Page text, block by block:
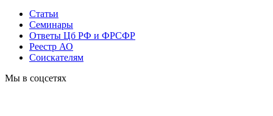
Статьи
Cеминары
Ответы Цб РФ и ФРСФР
Реестр АО
Соискателям
Мы в соцсетях